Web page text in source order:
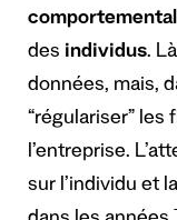
des individus.
données, mais,
“régulariser” les
l’entreprise.
sur l’individu et